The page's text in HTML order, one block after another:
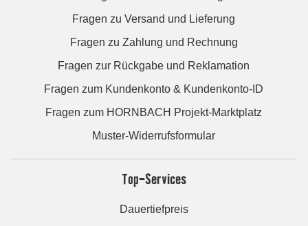
Fragen zu Versand und Lieferung
Fragen zu Zahlung und Rechnung
Fragen zur Rückgabe und Reklamation
Fragen zum Kundenkonto & Kundenkonto-ID
Fragen zum HORNBACH Projekt-Marktplatz
Muster-Widerrufsformular
Top-Services
Dauertiefpreis